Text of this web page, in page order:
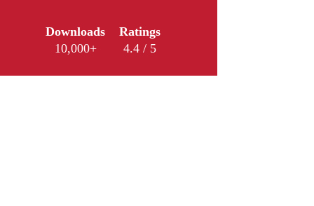
Downloads
10,000+
Ratings
4.4 / 5